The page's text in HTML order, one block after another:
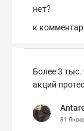
нет?
к
Более 3
акций
31